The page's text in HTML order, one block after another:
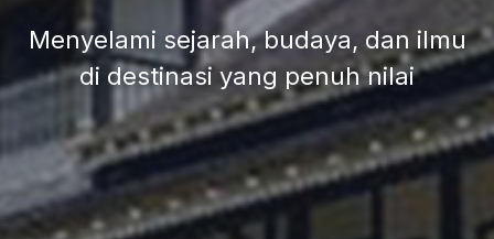
Menyelami sejarah, budaya, dan ilmu
di destinasi yang penuh nilai